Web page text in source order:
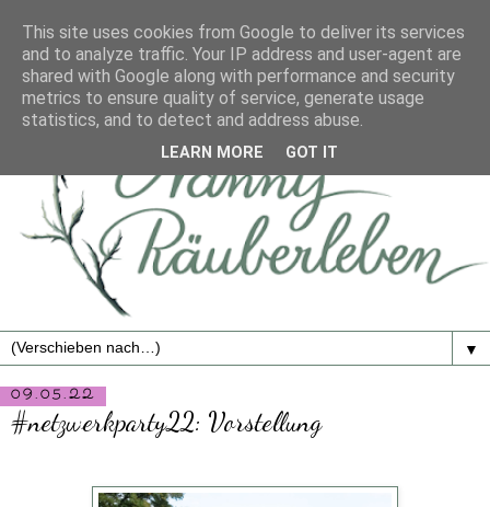
▼
09.05.22
#netzwerkparty22: Vorstellung
This site uses cookies from Google to deliver its services
and to analyze traffic. Your IP address and user-agent are
shared with Google along with performance and security
metrics to ensure quality of service, generate usage
statistics, and to detect and address abuse.
LEARN MORE GOT IT